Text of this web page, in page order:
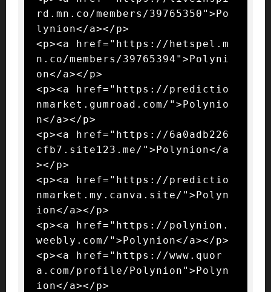
rd.mn.co/members/39765350">Po
lynion</a></p>
<p><a href="https://hetspel.m
n.co/members/39765394">Polyni
on</a></p>
<p><a href="https://predictio
nmarket.gumroad.com/">Polynio
n</a></p>
<p><a href="https://6a0adb226
cfb7.site123.me/">Polynion</a
></p>
<p><a href="https://predictio
nmarket.my.canva.site/">Polyn
ion</a></p>
<p><a href="https://polynion.
weebly.com/">Polynion</a></p>
<p><a href="https://www.quor
a.com/profile/Polynion">Polyn
ion</a></p>